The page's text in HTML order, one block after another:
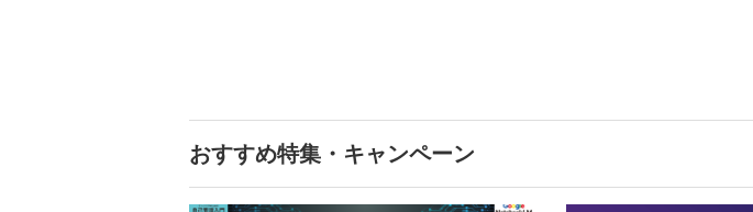
おすすめ特集・キャンペーン